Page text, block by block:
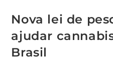
Nova lei de
ajudar
Brasil